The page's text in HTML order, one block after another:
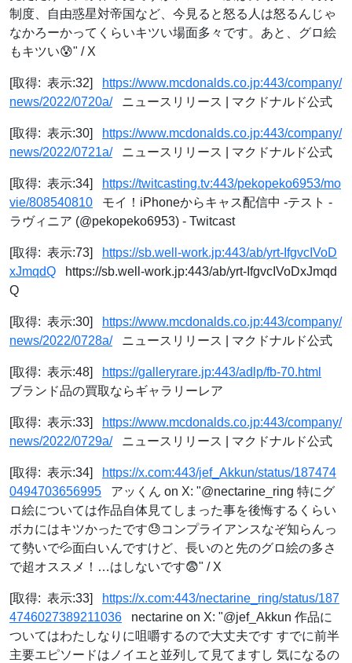
制度、自由惑星対帝国など、今見ると怒る人は怒るんじゃ
なかろーかってくらいキツい場面多々です。あと、グロ絵
もキツい😰" / X
[取得: 表示:32]
https://www.mcdonalds.co.jp:443/company/
news/2022/0720a/ニュースリリース | マクドナルド公式
[取得: 表示:30]
https://www.mcdonalds.co.jp:443/company/
news/2022/0721a/ニュースリリース | マクドナルド公式
[取得: 表示:34]
https://twitcasting.tv:443/pekopeko6953/mo
vie/808540810 モイ！iPhoneからキャス配信中 -テスト -
ラヴィニア (@pekopeko6953) - Twitcast
[取得: 表示:73]
https://sb.well-work.jp:443/ab/yrt-IfgvcIVoD
xJmqdQ https://sb.well-work.jp:443/ab/yrt-IfgvcIVoDxJmqd
Q
[取得: 表示:30]
https://www.mcdonalds.co.jp:443/company/
news/2022/0728a/ニュースリリース | マクドナルド公式
[取得: 表示:48]
https://galleryrare.jp:443/adlp/fb-70.html
ブランド品の買取ならギャラリーレア
[取得: 表示:33]
https://www.mcdonalds.co.jp:443/company/
news/2022/0729a/ニュースリリース | マクドナルド公式
[取得: 表示:34]
https://x.com:443/jef_Akkun/status/187474
0494703656995 アッくん on X: "@nectarine_ring 特にグ
ロ絵については作品自体見てしまった事を後悔するくらい
ボカにはキツかったです😓コンプライアンスなぞ知らんっ
て勢いで💦面白いんですけど、長いのと先のグロ絵の多さ
で超オススメ！…はしないです😨" / X
[取得: 表示:33]
https://x.com:443/nectarine_ring/status/187
4746027389211036 nectarine on X: "@jef_Akkun 作品に
ついてはわたしなりに咀嚼するので大丈夫です すでに前半
主要エピソードはノイエと並列して見てますし 気になるの